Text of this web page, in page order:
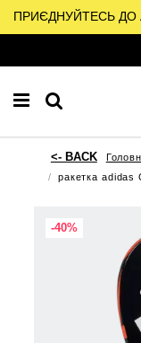
ПРИЄДНУЙТЕСЬ ДО
ракетка adidas
-40%